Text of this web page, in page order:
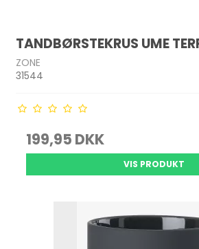
TANDBØRSTEKRUS UME
ZONE
31544
199,95 DKK
VIS PRODUKT